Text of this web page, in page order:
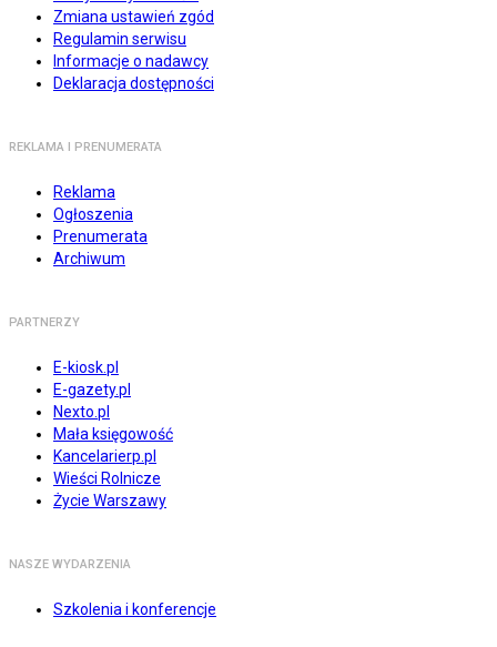
Zmiana ustawień zgód
Regulamin serwisu
Informacje o nadawcy
Deklaracja dostępności
REKLAMA I PRENUMERATA
Reklama
Ogłoszenia
Prenumerata
Archiwum
PARTNERZY
E-kiosk.pl
E-gazety.pl
Nexto.pl
Mała księgowość
Kancelarierp.pl
Wieści Rolnicze
Życie Warszawy
NASZE WYDARZENIA
Szkolenia i konferencje